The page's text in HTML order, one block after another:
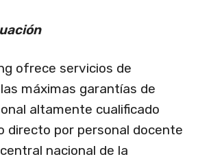
ofrece servicios de
máximas garantías de
altamente cualificado
directo por personal docente
nacional de la